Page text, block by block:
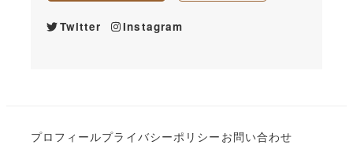
Twitter Instagram
プロフィールプライバシーポリシー お問い合わせ